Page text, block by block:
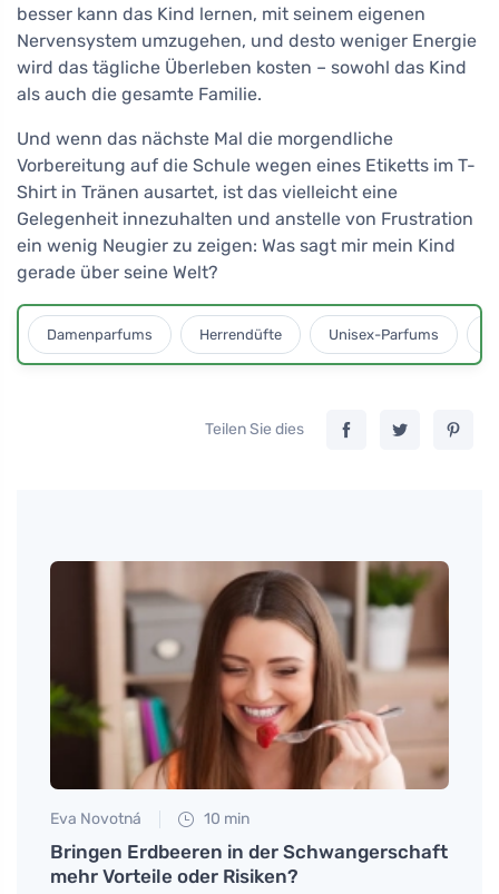
besser kann das Kind lernen, mit seinem eigenen
Nervensystem umzugehen, und desto weniger Energie
wird das tägliche Überleben kosten – sowohl das Kind
als auch die gesamte Familie.
Und wenn das nächste Mal die morgendliche
Vorbereitung auf die Schule wegen eines Etiketts im T-
Shirt in Tränen ausartet, ist das vielleicht eine
Gelegenheit innezuhalten und anstelle von Frustration
ein wenig Neugier zu zeigen: Was sagt mir mein Kind
gerade über seine Welt?
Damenparfums Herrendüfte Unisex-Parfums
Teilen Sie dies
Eva Novotná 10 min
Bringen Erdbeeren in der Schwangerschaft
mehr Vorteile oder Risiken?